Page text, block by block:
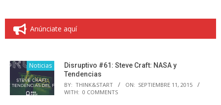
Anúnciate aquí
Noticias
Disruptivo #61: Steve Craft: NASA y
Tendencias
BY: THINK&START ON: SEPTIEMBRE 11, 2015
WITH: 0 COMMENTS